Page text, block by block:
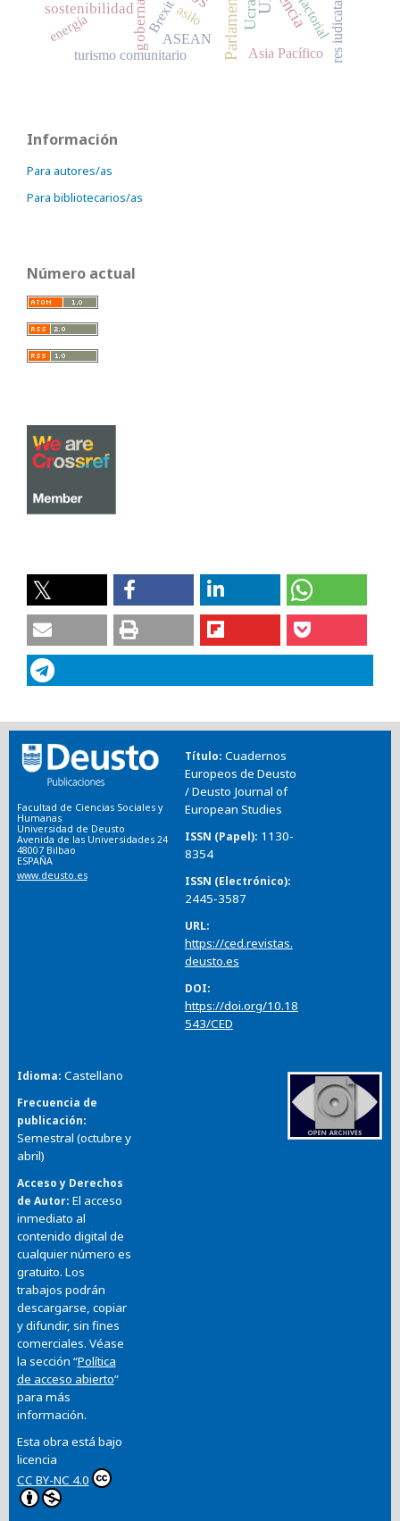
sostenibilidad Brexit
turismo comunitario
energía res iudicata
Asia Pacífico
asilo
ASEAN
Información
Para autores/as
Para bibliotecarios/as
Número actual
Facultad de Ciencias Sociales y
Humanas
Universidad de Deusto
Avenida de las Universidades 24
48007 Bilbao
ESPAÑA
www.deusto.es
Título Cuadernos
Europeos de Deusto
/ Deusto Journal of
European Studies
ISSN (Papel) 1130-
8354
ISSN (Electrónico)
2445-3587
URL
https://ced.revistas.
deusto.es
DOI
https://doi.org/10.18
543/CED
Idioma Castellano
Frecuencia de
publicación
Semestral (octubre y
abril)
Acceso y Derechos
de Autor El acceso
inmediato al
contenido digital de
cualquier número es
gratuito. Los
trabajos podrán
descargarse, copiar
y difundir, sin fines
comerciales. Véase
la sección “Política
de acceso abierto”
para más
información.
Esta obra está bajo
licencia
CC BY-NC 4.0